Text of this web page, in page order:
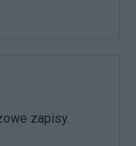
zapisy.